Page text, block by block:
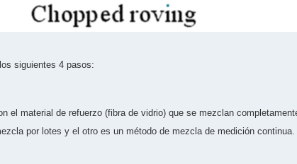
siguientes 4 pasos:
el material de refuerzo (fibra de vidrio) que se mezclan
por lotes y el otro es un método de mezcla de medición continua.